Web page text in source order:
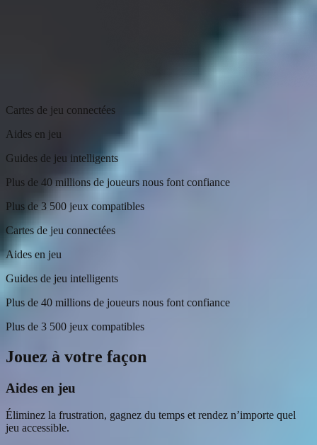
Cartes de jeu connectées
Aides en jeu
Guides de jeu intelligents
Plus de 40 millions de joueurs nous font confiance
Plus de 3 500 jeux compatibles
Cartes de jeu connectées
Aides en jeu
Guides de jeu intelligents
Plus de 40 millions de joueurs nous font confiance
Plus de 3 500 jeux compatibles
Jouez à votre façon
Aides en jeu
Éliminez la frustration, gagnez du temps et rendez n’importe quel
jeu accessible.